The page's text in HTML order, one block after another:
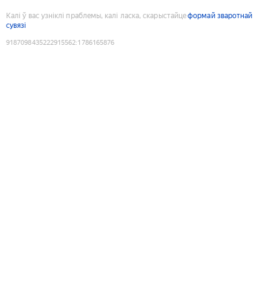
Калі ў вас узніклі праблемы, калі ласка, скарыстайцеформай зваротнай
сувязі
9187098435222915562:1786165876